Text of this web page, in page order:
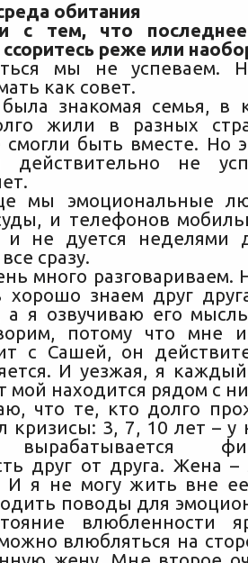
обитания
с тем, что
реже или
мы не успеваем.
как совет.
знакомая семья, в
жили в разных
смогли быть вместе. Но
действительно не
мы эмоциональные
и телефонов
не дуется неделями
сразу.
много разговариваем.
хорошо знаем друг
а я озвучиваю его
потому что мне
с Сашей, он
И уезжая, я
мой находится рядом с
что те, кто долго
кризисы: 3, 7, 10 лет – у
друг от друга. Жена
И я не могу жить вне
поводы для
влюбленности
влюбляться на